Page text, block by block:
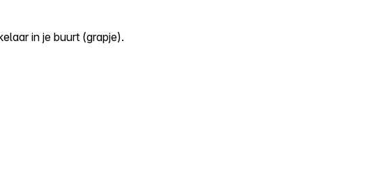
in je buurt (grapje).